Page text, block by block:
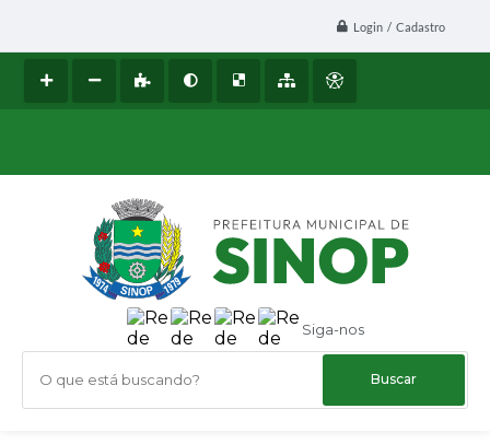
Login / Cadastro
Siga-nos
O que está buscando?